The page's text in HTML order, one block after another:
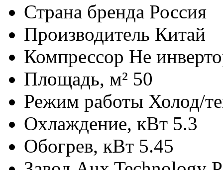
Страна бренда Россия
Производитель Китай
Компрессор Не
Площадь, м² 50
Режим работы Холод/
Охлаждение, кВт 5.3
Обогрев, кВт 5.45